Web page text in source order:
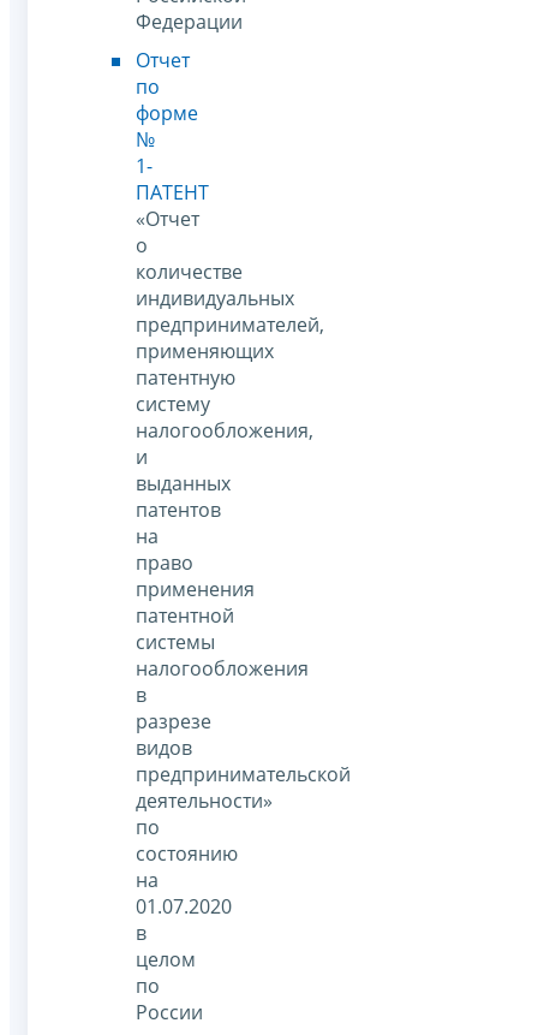
Федерации
Отчет
по
форме
№
1-
ПАТЕНТ
«Отчет
о
количестве
индивидуальных
предпринимателей,
применяющих
патентную
систему
налогообложения,
и
выданных
патентов
на
право
применения
патентной
системы
налогообложения
в
разрезе
видов
предпринимательской
деятельности»
по
состоянию
на
01.07.2020
в
целом
по
России